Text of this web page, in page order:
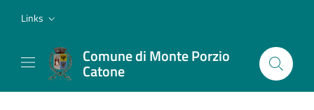
Links
Comune di Monte Porzio
Catone